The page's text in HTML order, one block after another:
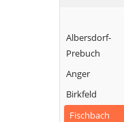
Albersdorf-
Prebuch
Anger
Birkfeld
Fischbach